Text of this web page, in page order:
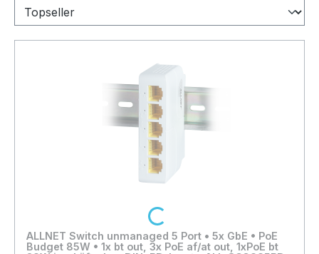
ALLNET Switch unmanaged 5 Port • 5x GbE • PoE
Budget 85W • 1x bt out, 3x PoE af/at out, 1xPoE bt
Loading...